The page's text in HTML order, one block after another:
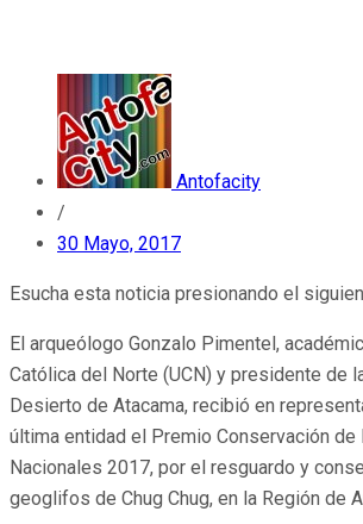
Antofacity
/
30 Mayo, 2017
Esucha esta noticia presionando el
El arqueólogo Gonzalo Pimentel,
Católica del Norte (UCN) y presidente de
Desierto de Atacama, recibió en
última entidad el Premio Conservación de
Nacionales 2017, por el resguardo y
geoglifos de Chug Chug, en la Región de